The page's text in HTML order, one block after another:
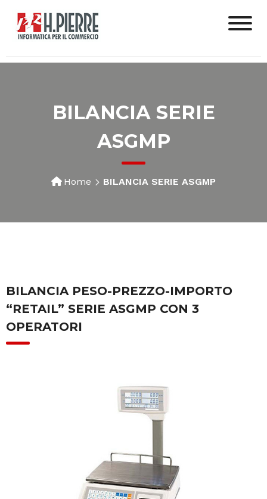
BILANCIA SERIE
ASGMP
Home BILANCIA SERIE ASGMP
BILANCIA PESO-PREZZO-IMPORTO
“RETAIL” SERIE ASGMP CON 3
OPERATORI